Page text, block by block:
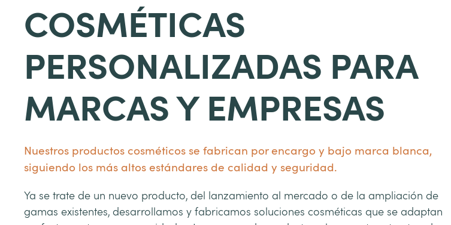
COSMÉTICAS
PERSONALIZADAS PARA
MARCAS Y EMPRESAS
Nuestros productos cosméticos se fabrican por encargo y bajo marca blanca,
siguiendo los más altos estándares de calidad y seguridad.
Ya se trate de un nuevo producto, del lanzamiento al mercado o de la ampliación de
gamas existentes, desarrollamos y fabricamos soluciones cosméticas que se adaptan